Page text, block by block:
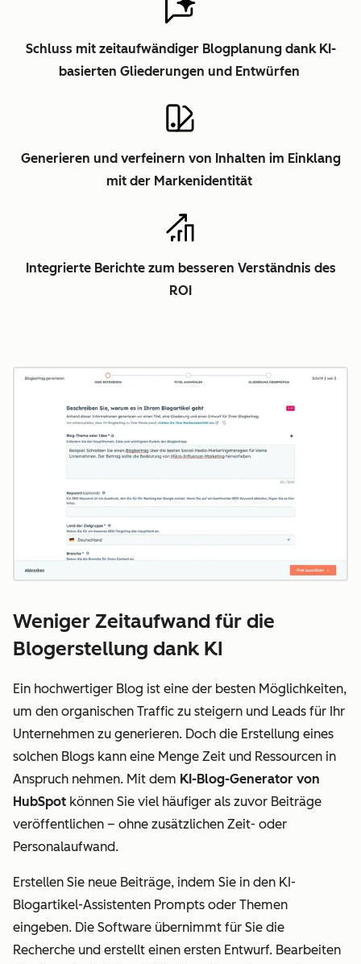
Schluss mit zeitaufwändiger Blogplanung dank KI-
basierten Gliederungen und Entwürfen
Generieren und verfeinern von Inhalten im Einklang
mit der Markenidentität
Integrierte Berichte zum besseren Verständnis des
ROI
Weniger Zeitaufwand für die
Blogerstellung dank KI
Ein hochwertiger Blog ist eine der besten Möglichkeiten,
um den organischen Traffic zu steigern und Leads für Ihr
Unternehmen zu generieren. Doch die Erstellung eines
solchen Blogs kann eine Menge Zeit und Ressourcen in
Anspruch nehmen. Mit dem KI-Blog-Generator von
HubSpot können Sie viel häufiger als zuvor Beiträge
veröffentlichen – ohne zusätzlichen Zeit- oder
Personalaufwand.
Erstellen Sie neue Beiträge, indem Sie in den KI-
Blogartikel-Assistenten Prompts oder Themen
eingeben. Die Software übernimmt für Sie die
Recherche und erstellt einen ersten Entwurf. Bearbeiten